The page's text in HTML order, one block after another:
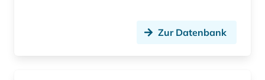
Zur Datenbank